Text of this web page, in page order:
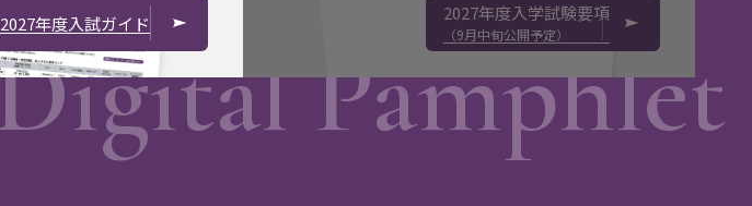
2027年度入試ガイド 2027年度入学試験要項
（9月中旬公開予定）